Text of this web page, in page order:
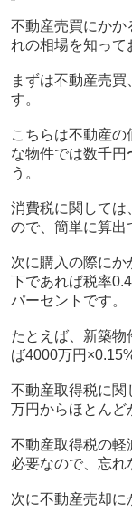
不動産売買にかか
れの相場を知って
まずは不動産売
す。
こちらは不動産
な物件では数千円
う。
消費税に関しては
ので、簡単に算出
次に購入の際にか
下であれば税率
パーセントです。
たとえば、新築
ば4000万円
不動産取得税に関
万円からほとんど
不動産取得税の軽
必要なので、忘れ
次に不動産売却に